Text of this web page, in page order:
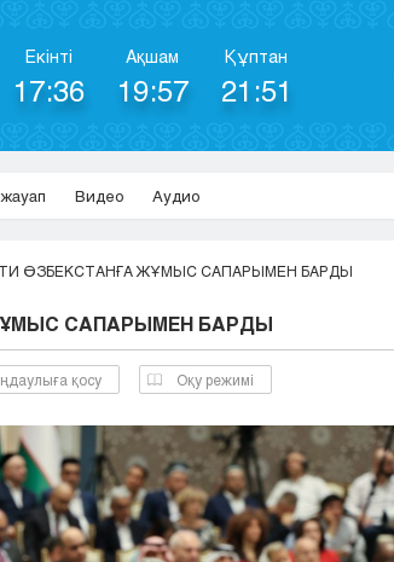
Екінті
17:36
Ақшам
19:57
Құптан
21:51
Видео Аудио
ӨЗБЕКСТАНҒА ЖҰМЫС САПАРЫМЕН БАРДЫ
САПАРЫМЕН БАРДЫ
қосу Оқу режимі